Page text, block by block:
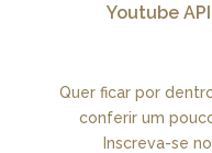
Youtube
Quer ficar por
conferir um
Inscreva-se